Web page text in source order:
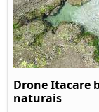
Drone Itacare
naturais